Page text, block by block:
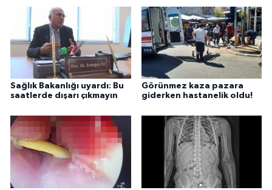
Sağlık Bakanlığı uyardı: Bu
saatlerde dışarı çıkmayın
Görünmez kaza pazara
giderken hastanelik oldu!